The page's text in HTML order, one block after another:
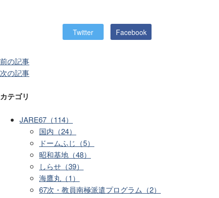
Twitter Facebook
前の記事
次の記事
カテゴリ
JARE67（114）
国内（24）
ドームふじ（5）
昭和基地（48）
しらせ（39）
海鷹丸（1）
67次・教員南極派遣プログラム（2）